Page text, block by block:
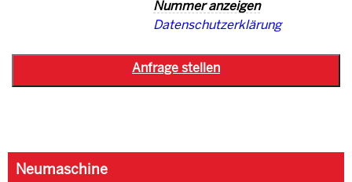
Nummer anzeigen
Datenschutzerklärung
Neumaschine